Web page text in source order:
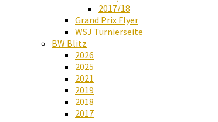
2017/18
Grand Prix Flyer
WSJ Turnierseite
BW Blitz
2026
2025
2021
2019
2018
2017